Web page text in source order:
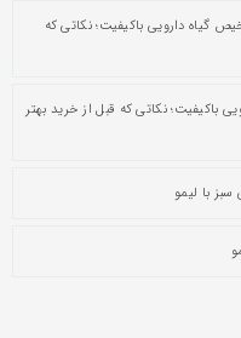
گیاه دارویی باکیفیت؛ نکاتی که
باکیفیت؛ نکاتی که قبل از خرید بهتر
با لیمو